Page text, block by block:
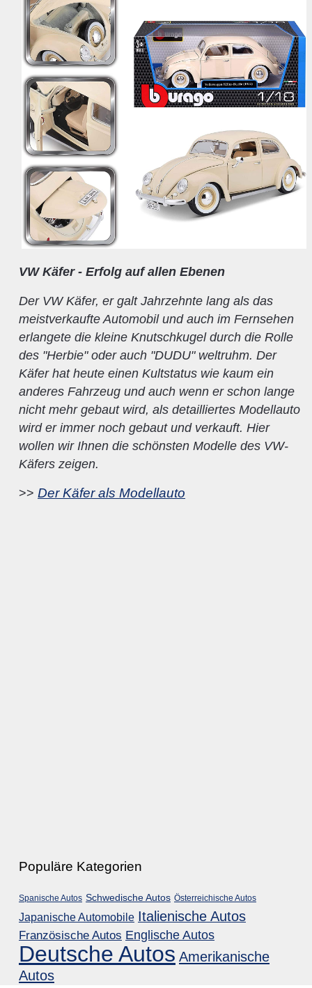
VW Käfer - Erfolg auf allen Ebenen
Der VW Käfer, er galt Jahrzehnte lang als das
meistverkaufte Automobil und auch im Fernsehen
erlangete die kleine Knutschkugel durch die Rolle
des "Herbie" oder auch "DUDU" weltruhm. Der
Käfer hat heute einen Kultstatus wie kaum ein
anderes Fahrzeug und auch wenn er schon lange
nicht mehr gebaut wird, als detailliertes Modellauto
wird er immer noch gebaut und verkauft. Hier
wollen wir Ihnen die schönsten Modelle des VW-
Käfers zeigen.
>> Der Käfer als Modellauto
Populäre Kategorien
Spanische Autos Schwedische Autos Österreichische Autos
Japanische Automobile Italienische Autos
Französische Autos Englische Autos
Deutsche Autos Amerikanische
Autos